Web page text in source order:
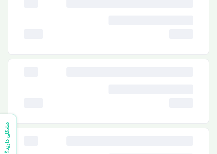
مشکلی دارید؟